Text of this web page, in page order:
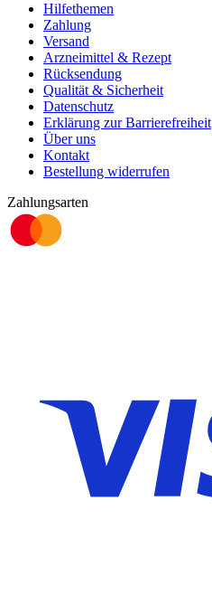
Hilfethemen
Zahlung
Versand
Arzneimittel & Rezept
Rücksendung
Qualität & Sicherheit
Datenschutz
Erklärung zur Barrierefreiheit
Über uns
Kontakt
Bestellung widerrufen
Zahlungsarten